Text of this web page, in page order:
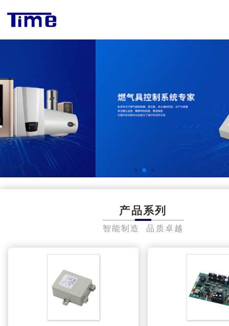
产品系列
智能制造 品质卓越